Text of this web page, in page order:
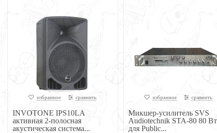
избранное сравнить
INVOTONE IPS10LA
активная 2-полосная
акустическая система...
избранное сравнить
Микшер-усилитель SVS
Audiotechnik STA-80 80 Вт
для Public...